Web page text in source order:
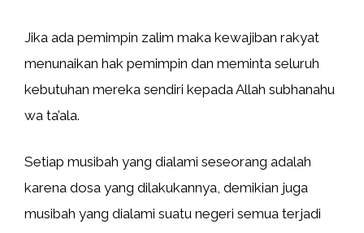
Jika ada pemimpin zalim maka kewajiban rakyat
menunaikan hak pemimpin dan meminta seluruh
kebutuhan mereka sendiri kepada Allah subhanahu
wa ta’ala.
Setiap musibah yang dialami seseorang adalah
karena dosa yang dilakukannya, demikian juga
musibah yang dialami suatu negeri semua terjadi